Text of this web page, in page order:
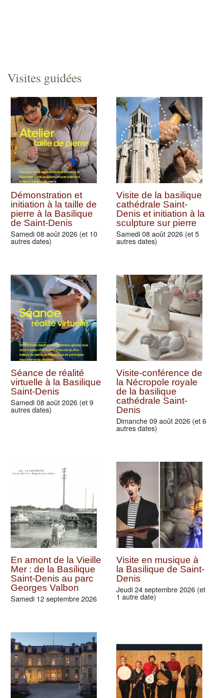
Visites guidées
Démonstration et
initiation à la taille de
pierre à la Basilique
de Saint-Denis
Samedi 08 août 2026 (et 10
autres dates)
Visite de la basilique
cathédrale Saint-
Denis et initiation à la
sculpture sur pierre
Samedi 08 août 2026 (et 5
autres dates)
Séance de réalité
virtuelle à la Basilique
Saint-Denis
Samedi 08 août 2026 (et 9
autres dates)
Visite-conférence de
la Nécropole royale
de la basilique
cathédrale Saint-
Denis
Dimanche 09 août 2026 (et 6
autres dates)
En amont de la Vieille
Mer : de la Basilique
Saint-Denis au parc
Georges Valbon
Samedi 12 septembre 2026
Visite en musique à
la Basilique de Saint-
Denis
Jeudi 24 septembre 2026 (et
1 autre date)